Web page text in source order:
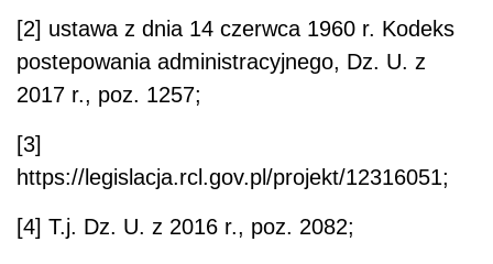
[2] ustawa z dnia 14 czerwca 1960 r. Kodeks
postepowania administracyjnego, Dz. U. z
2017 r., poz. 1257;
[3]
https://legislacja.rcl.gov.pl/projekt/12316051;
[4] T.j. Dz. U. z 2016 r., poz. 2082;